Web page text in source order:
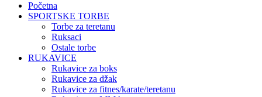
Početna
SPORTSKE TORBE
Torbe za teretanu
Ruksaci
Ostale torbe
RUKAVICE
Rukavice za boks
Rukavice za džak
Rukavice za fitnes/karate/teretanu